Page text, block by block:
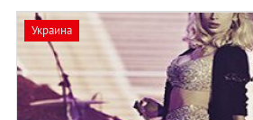
Украина